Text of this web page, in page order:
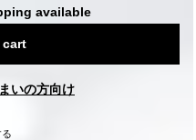
available
いの方向け